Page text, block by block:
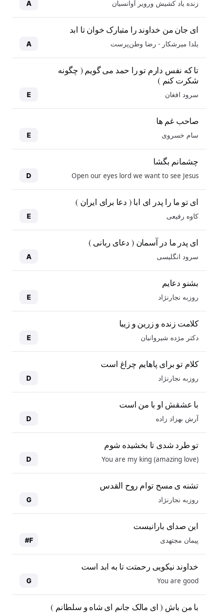
زنده یاد کشیش ورویر آوانسیان A
ای جان من خداوند را متبارک خوان تا ابد
یلدا میرشکار - رضا وطن‌پرست A
تا که نفس دارم تو را حمد می گویم ( چگونه
شکرت کنم )
سرود افغان E
صاحب غم ها
سام خسروی E
چشمانم بگشا
Open our eyes lord we want to see Jesus
D
ای تو ما را پدر ای ابا ( دعا برای ایران )
کاوه رفیعی E
ای پدر ما در آسمان ( دعای ربانی )
سرود انگلیسی A
بشنو دعایم
روزبه نجارنژاد E
کلامت زنده و زرین و زیبا
دکتر مژده شیروانیان E
کلام تو برای پاهایم چراغ است
روزبه نجارنژاد D
با عشقش او با من است
آرش بهزاد زاده D
تو طرد شدی تا بخشیده شوم
You are my king (amazing love)
D
تشنه ی مسح توام روح القدس
روزبه نجارنژاد G
این صدای بارانیست
پیمان مجتهدی F#
خداوند نیکویی رحمتت تا به ابد است
You are good
G
با من باش ( ای مالک جانم ای شاه و سلطانم )